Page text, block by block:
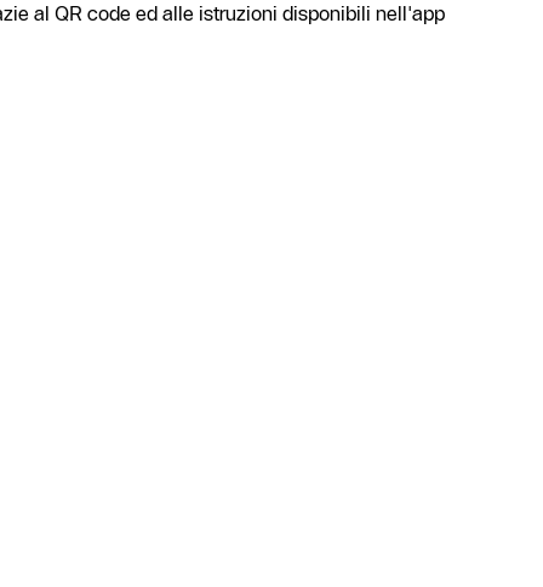
al QR code ed alle istruzioni disponibili nell'app